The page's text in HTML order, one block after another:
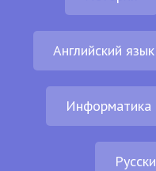
Английский язык
Информатика